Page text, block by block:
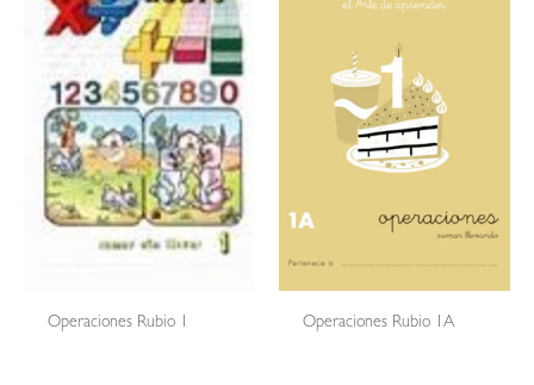
Operaciones Rubio 1 Operaciones Rubio 1A